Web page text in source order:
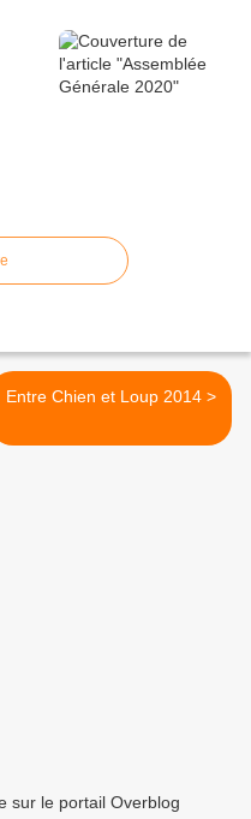
Entre Chien et Loup 2014 >
sur le portail Overblog